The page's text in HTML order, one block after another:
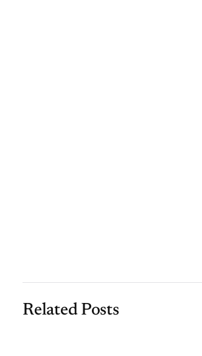
Related Posts